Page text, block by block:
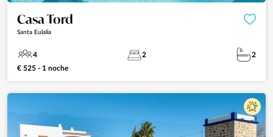
Casa Tord
Santa Eulalia
4 2
2
€ 525 - 1 noche